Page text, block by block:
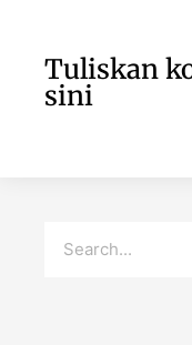
Tuliskan
sini